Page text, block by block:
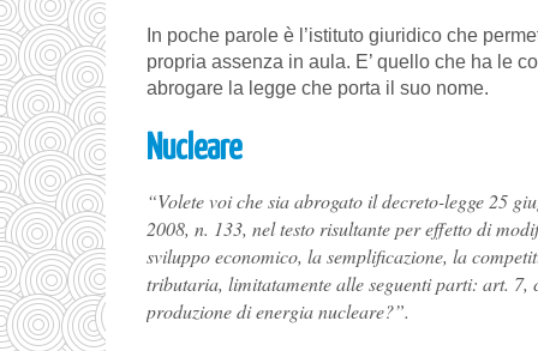
In poche parole è l’istituto giuridico che
propria assenza in aula. E’ quello che ha le
abrogare la legge che porta il suo nome.
Nucleare
“Volete voi che sia abrogato il decreto-legge 25
2008, n. 133, nel testo risultante per effetto di
sviluppo economico, la semplificazione, la
tributaria, limitatamente alle seguenti parti: art.
produzione di energia nucleare?”.